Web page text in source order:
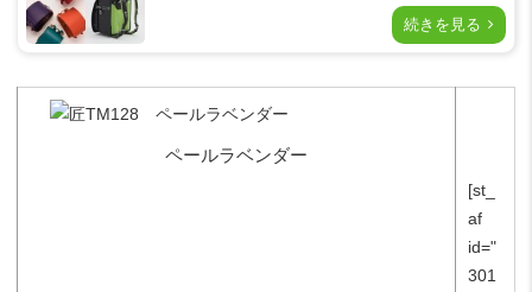
続きを見る
ペールラベンダー
[st_
af
id="
301